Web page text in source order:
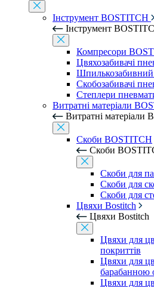
Інструмент BOSTITCH
Інструмент
Компресори
Цвяхозабивачі
Шпилькозабивний
Скобозабивачі
Степлери
Витратні матеріали
Витратні матеріали
Скоби BOSTITCH
Скоби
Скоби для
Скоби для
Скоби для
Цвяхи Bostitch
Цвяхи Bostitch
Цвяхи для
покриттів
Цвяхи для
барабанною
Цвяхи для